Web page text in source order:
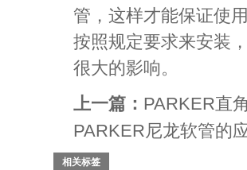
管 ，这样才能保证使
按照规定要求来安装
很大的影响。
上一篇： PARKER直
PARKER尼龙软管的
相关标签